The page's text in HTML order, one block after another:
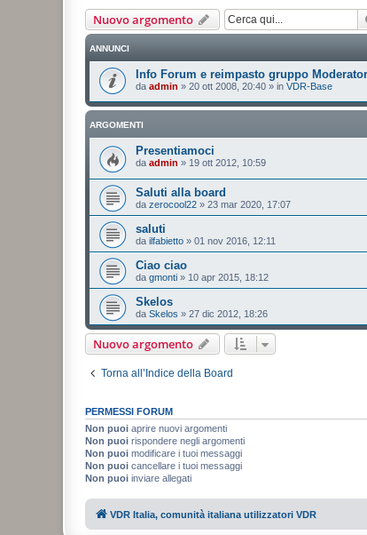
Nuovo argomento
ANNUNCI
Info Forum e reimpasto gruppo
da admin » 20 ott 2008, 20:40 » in VDR-Base
ARGOMENTI
Presentiamoci
da admin » 19 ott 2012, 10:59
Saluti alla board
da zerocool22 » 23 mar 2020, 17:07
saluti
da ilfabietto » 01 nov 2016, 12:11
Ciao ciao
da gmonti » 10 apr 2015, 18:12
Skelos
da Skelos » 27 dic 2012, 18:26
Nuovo argomento
Torna all’Indice della Board
PERMESSI FORUM
Non puoi aprire nuovi argomenti
Non puoi rispondere negli argomenti
Non puoi modificare i tuoi messaggi
Non puoi cancellare i tuoi messaggi
Non puoi inviare allegati
VDR Italia, comunità italiana utilizzatori VDR